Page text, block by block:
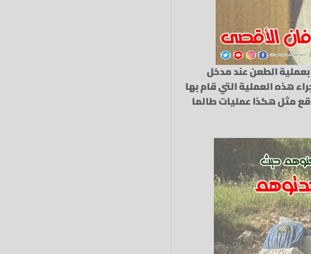
الطعن عند مدخل
هذه العملية التي قام بها
مثل هكذا عمليات طالما